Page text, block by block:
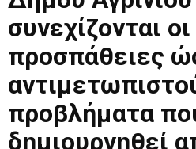
συνεχίζονται οι
προσπάθειες
προβλήματα
δημιουργηθεί